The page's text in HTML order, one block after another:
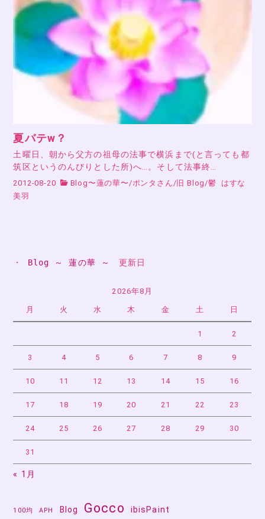
夏バテw？
土曜日、朝から父方の祖母の法事で横浜まで(と言っても都
筑区というのんびりとした所)へ…。そして法事終…
2012-08-20 Blog〜蓮の華〜 /ポンタさん / 旧 Blog /鬱
はすな
美羽
・ Blog ～ 蓮の華 ～ 更新日
2026年8月
月 火 水 木 金 土 日
1 2
3 4 5 6 7 8 9
10 11 12 13 14 15 16
17 18 19 20 21 22 23
24 25 26 27 28 29 30
31
« 1月
100均 APH Blog Gocco ibisPaint